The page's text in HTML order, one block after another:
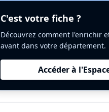
C'est votre fiche ?
Découvrez comment l'enrichir
avant dans votre département.
Accéder à